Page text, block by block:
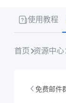
使用教程
首页 资源中心
免费邮件